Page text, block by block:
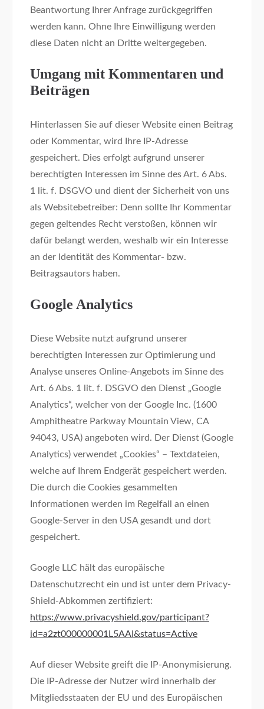
Beantwortung Ihrer Anfrage zurückgegriffen
werden kann. Ohne Ihre Einwilligung werden
diese Daten nicht an Dritte weitergegeben.
Umgang mit Kommentaren und
Beiträgen
Hinterlassen Sie auf dieser Website einen Beitrag
oder Kommentar, wird Ihre IP-Adresse
gespeichert. Dies erfolgt aufgrund unserer
berechtigten Interessen im Sinne des Art. 6 Abs.
1 lit. f. DSGVO und dient der Sicherheit von uns
als Websitebetreiber: Denn sollte Ihr Kommentar
gegen geltendes Recht verstoßen, können wir
dafür belangt werden, weshalb wir ein Interesse
an der Identität des Kommentar- bzw.
Beitragsautors haben.
Google Analytics
Diese Website nutzt aufgrund unserer
berechtigten Interessen zur Optimierung und
Analyse unseres Online-Angebots im Sinne des
Art. 6 Abs. 1 lit. f. DSGVO den Dienst „Google
Analytics“, welcher von der Google Inc. (1600
Amphitheatre Parkway Mountain View, CA
94043, USA) angeboten wird. Der Dienst (Google
Analytics) verwendet „Cookies“ – Textdateien,
welche auf Ihrem Endgerät gespeichert werden.
Die durch die Cookies gesammelten
Informationen werden im Regelfall an einen
Google-Server in den USA gesandt und dort
gespeichert.
Google LLC hält das europäische
Datenschutzrecht ein und ist unter dem Privacy-
Shield-Abkommen zertifiziert:
https://www.privacyshield.gov/participant?
id=a2zt000000001L5AAI&status=Active
Auf dieser Website greift die IP-Anonymisierung.
Die IP-Adresse der Nutzer wird innerhalb der
Mitgliedsstaaten der EU und des Europäischen